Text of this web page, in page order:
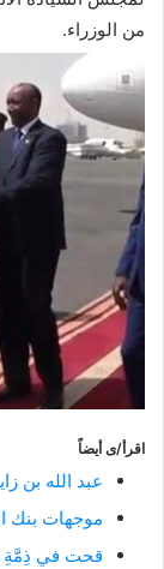
من الوزراء.
اقرأ/ى أيضاً
عبد الله بن
موجهات بنك
قحت في ذِمَّةِ